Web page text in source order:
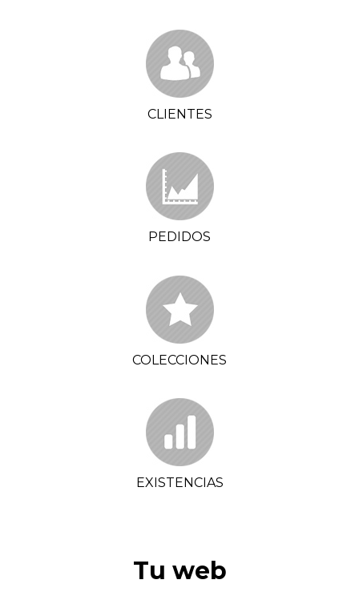
CLIENTES
PEDIDOS
COLECCIONES
EXISTENCIAS
Tu web